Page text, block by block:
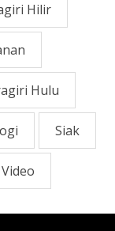
Hilir
Hulu
Siak